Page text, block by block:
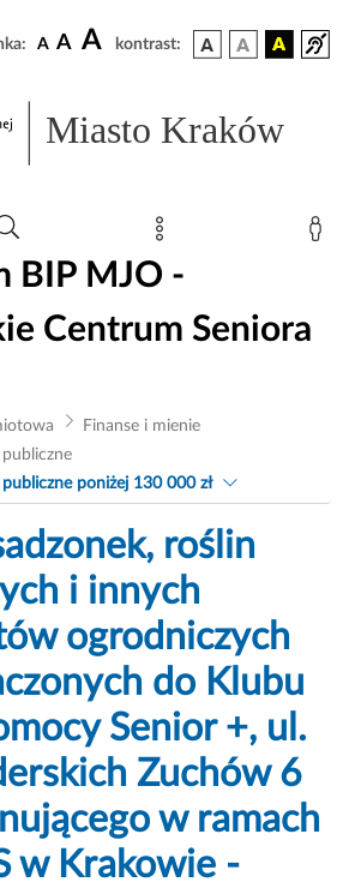
A A A kontrast:
Miasto Kraków
BIP MJO -
Centrum Seniora
Finanse i mienie
poniżej 130 000 zł
roślin
i innych
ogrodniczych
do Klubu
Senior +, ul.
Zuchów 6
w ramach
w Krakowie -